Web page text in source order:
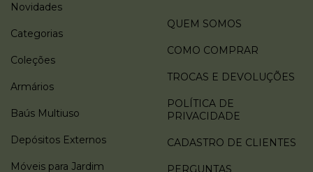
Novidades
Categorias
Coleções
Armários
Baús Multiuso
Depósitos Externos
Móveis para Jardim
QUEM SOMOS
COMO COMPRAR
TROCAS E DEVOLUÇÕES
POLÍTICA DE
PRIVACIDADE
CADASTRO DE CLIENTES
PERGUNTAS